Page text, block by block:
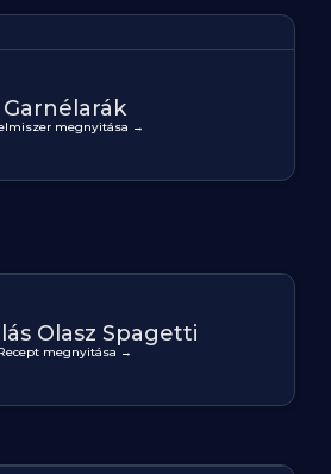
Garnélarák
megnyitása →
Olasz Spagetti
megnyitása →